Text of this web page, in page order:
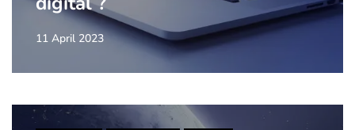
11 April 2023